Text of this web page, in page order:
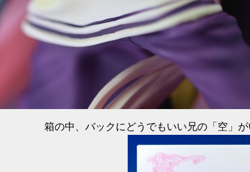
箱の中、バックにどうでもいい兄の「空」